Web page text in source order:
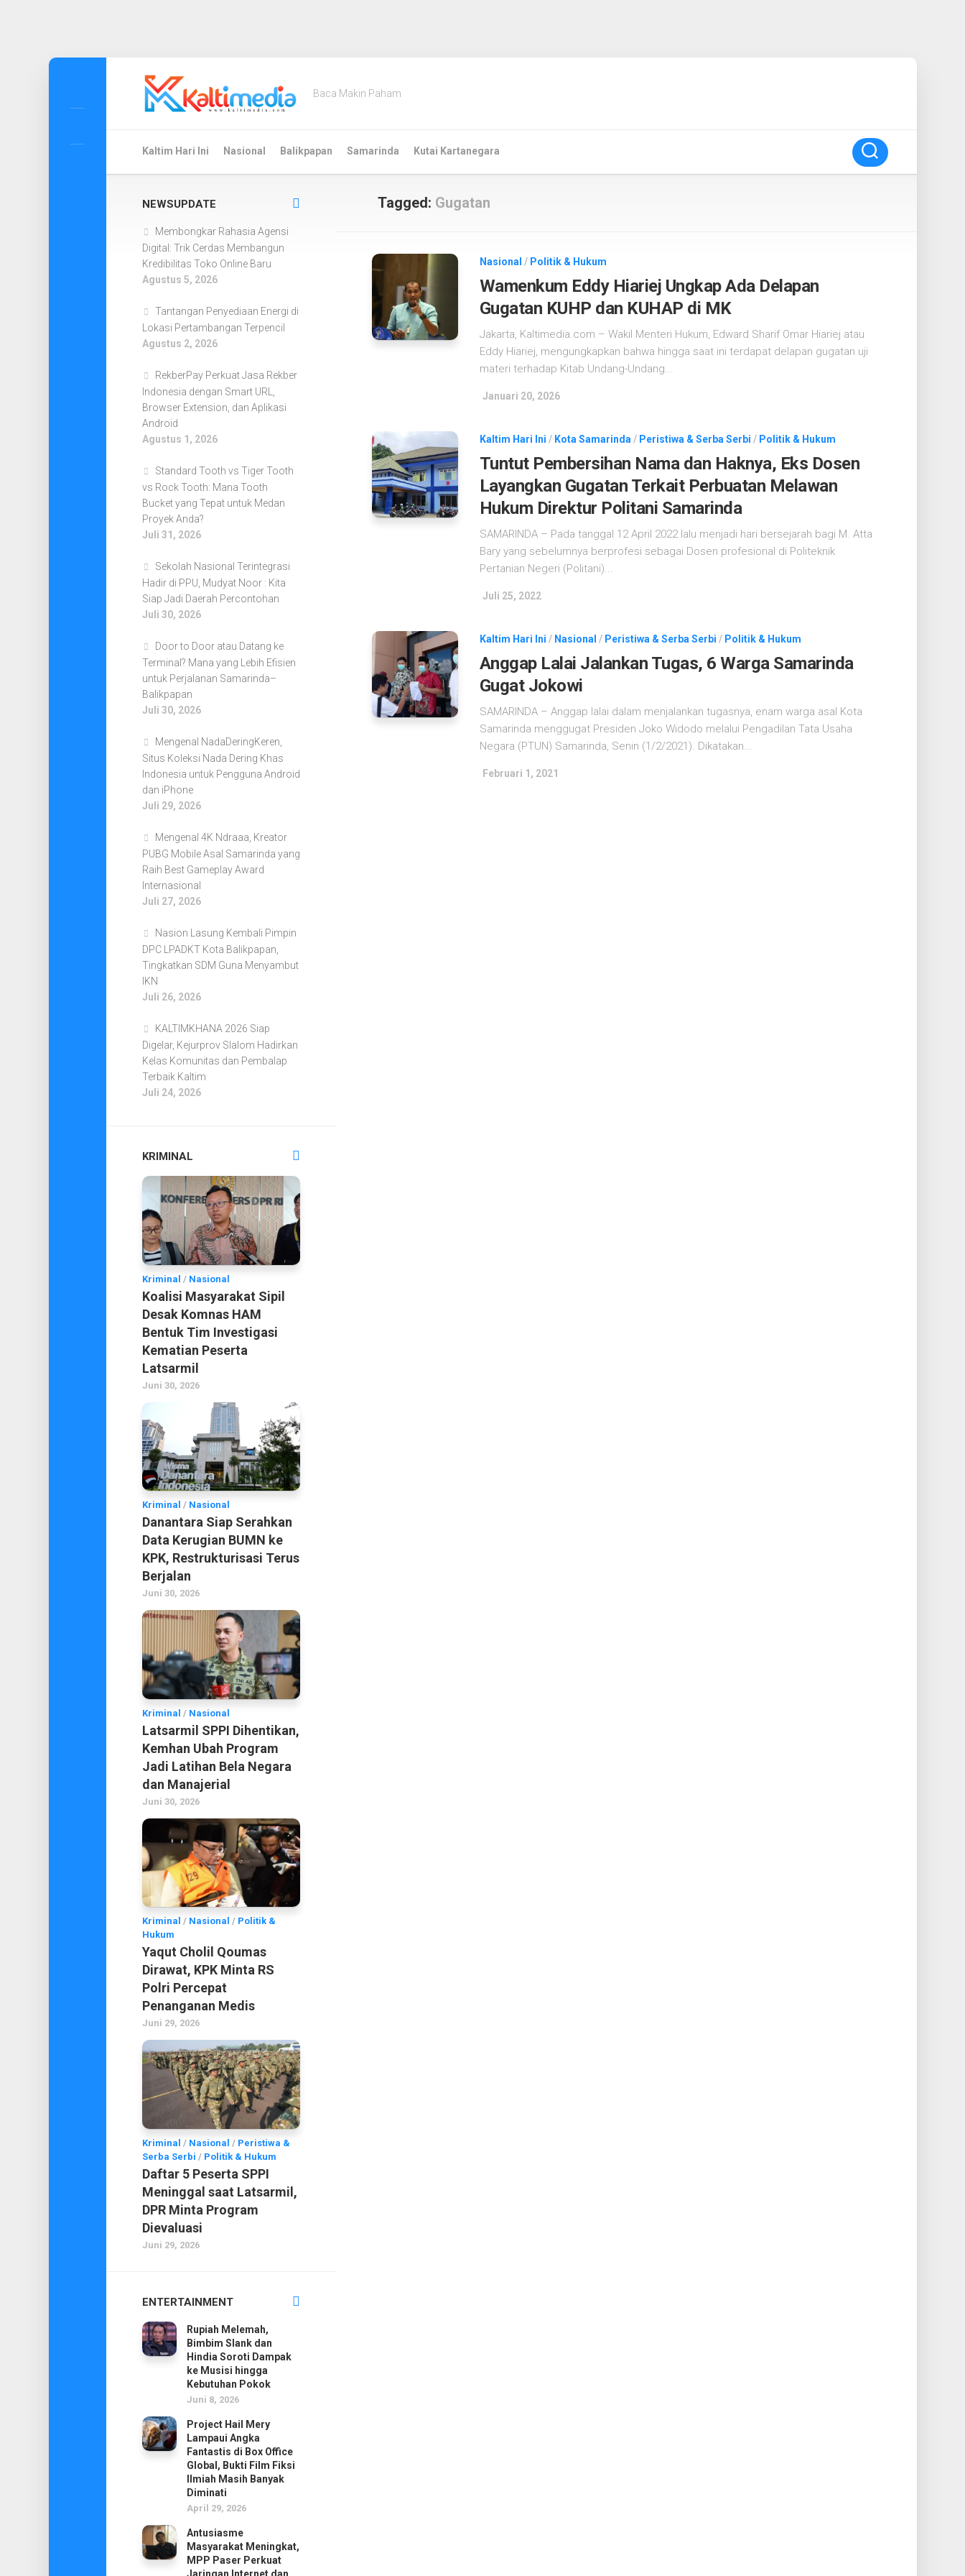
Baca Makin Paham
Kaltim Hari Ini Nasional Balikpapan Samarinda Kutai Kartanegara
Tagged: Gugatan
Nasional / Politik & Hukum
Wamenkum Eddy Hiariej Ungkap Ada Delapan
Gugatan KUHP dan KUHAP di MK
Jakarta, Kaltimedia.com – Wakil Menteri Hukum, Edward Sharif Omar Hiariej atau
Eddy Hiariej, mengungkapkan bahwa hingga saat ini terdapat delapan gugatan uji
materi terhadap Kitab Undang-Undang...
Januari 20, 2026
Kaltim Hari Ini / Kota Samarinda / Peristiwa & Serba Serbi / Politik & Hukum
Tuntut Pembersihan Nama dan Haknya, Eks Dosen
Layangkan Gugatan Terkait Perbuatan Melawan
Hukum Direktur Politani Samarinda
SAMARINDA – Pada tanggal 12 April 2022 lalu menjadi hari bersejarah bagi M. Atta
Bary yang sebelumnya berprofesi sebagai Dosen profesional di Politeknik
Pertanian Negeri (Politani)...
Juli 25, 2022
Kaltim Hari Ini / Nasional / Peristiwa & Serba Serbi / Politik & Hukum
Anggap Lalai Jalankan Tugas, 6 Warga Samarinda
Gugat Jokowi
SAMARINDA – Anggap lalai dalam menjalankan tugasnya, enam warga asal Kota
Samarinda menggugat Presiden Joko Widodo melalui Pengadilan Tata Usaha
Negara (PTUN) Samarinda, Senin (1/2/2021). Dikatakan...
Februari 1, 2021
NEWSUPDATE
Membongkar Rahasia Agensi
Digital: Trik Cerdas Membangun
Kredibilitas Toko Online Baru
Agustus 5, 2026
Tantangan Penyediaan Energi di
Lokasi Pertambangan Terpencil
Agustus 2, 2026
RekberPay Perkuat Jasa Rekber
Indonesia dengan Smart URL,
Browser Extension, dan Aplikasi
Android
Agustus 1, 2026
Standard Tooth vs Tiger Tooth
vs Rock Tooth: Mana Tooth
Bucket yang Tepat untuk Medan
Proyek Anda?
Juli 31, 2026
Sekolah Nasional Terintegrasi
Hadir di PPU, Mudyat Noor : Kita
Siap Jadi Daerah Percontohan
Juli 30, 2026
Door to Door atau Datang ke
Terminal? Mana yang Lebih Efisien
untuk Perjalanan Samarinda–
Balikpapan
Juli 30, 2026
Mengenal NadaDeringKeren,
Situs Koleksi Nada Dering Khas
Indonesia untuk Pengguna Android
dan iPhone
Juli 29, 2026
Mengenal 4K Ndraaa, Kreator
PUBG Mobile Asal Samarinda yang
Raih Best Gameplay Award
Internasional
Juli 27, 2026
Nasion Lasung Kembali Pimpin
DPC LPADKT Kota Balikpapan,
Tingkatkan SDM Guna Menyambut
IKN
Juli 26, 2026
KALTIMKHANA 2026 Siap
Digelar, Kejurprov Slalom Hadirkan
Kelas Komunitas dan Pembalap
Terbaik Kaltim
Juli 24, 2026
KRIMINAL
Kriminal / Nasional
Koalisi Masyarakat Sipil
Desak Komnas HAM
Bentuk Tim Investigasi
Kematian Peserta
Latsarmil
Juni 30, 2026
Kriminal / Nasional
Danantara Siap Serahkan
Data Kerugian BUMN ke
KPK, Restrukturisasi Terus
Berjalan
Juni 30, 2026
Kriminal / Nasional
Latsarmil SPPI Dihentikan,
Kemhan Ubah Program
Jadi Latihan Bela Negara
dan Manajerial
Juni 30, 2026
Kriminal / Nasional / Politik &
Hukum
Yaqut Cholil Qoumas
Dirawat, KPK Minta RS
Polri Percepat
Penanganan Medis
Juni 29, 2026
Kriminal / Nasional / Peristiwa &
Serba Serbi / Politik & Hukum
Daftar 5 Peserta SPPI
Meninggal saat Latsarmil,
DPR Minta Program
Dievaluasi
Juni 29, 2026
ENTERTAINMENT
Rupiah Melemah,
Bimbim Slank dan
Hindia Soroti Dampak
ke Musisi hingga
Kebutuhan Pokok
Juni 8, 2026
Project Hail Mery
Lampaui Angka
Fantastis di Box Office
Global, Bukti Film Fiksi
Ilmiah Masih Banyak
Diminati
April 29, 2026
Antusiasme
Masyarakat Meningkat,
MPP Paser Perkuat
Jaringan Internet dan